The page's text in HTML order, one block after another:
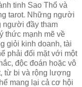
tinh Sao Thổ và
tarot. Những người
người đầy tham
thức mạnh mẽ về
giỏi kinh doanh, tài
phải đối mặt với một
độc đoán hoặc vô
từ bi và rộng lượng
mang lại cả cơ hội